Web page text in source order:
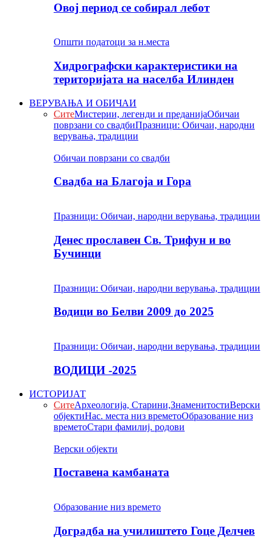
Овој период се собирал лебот
Општи податоци за н.места
Хидрографски карактеристики на
територијата на населба Илинден
ВЕРУВАЊА И ОБИЧАИ
СитеМистерии, легенди и преданијаОбичаи
поврзани со свадбиПразници: Обичаи, народни
верувања, традиции
Обичаи поврзани со свадби
Свадба на Благоја и Гора
Празници: Обичаи, народни верувања, традиции
Денес прославен Св. Трифун и во
Бучинци
Празници: Обичаи, народни верувања, традиции
Водици во Белви 2009 до 2025
Празници: Обичаи, народни верувања, традиции
ВОДИЦИ -2025
ИСТОРИЈАТ
СитеАрхеологија, Старини,ЗнаменитостиВерски
објектиНас. места низ времетоОбразование низ
времетоСтари фамилиј. родови
Верски објекти
Поставена камбаната
Образование низ времето
Доградба на училиштето Гоце Делчев